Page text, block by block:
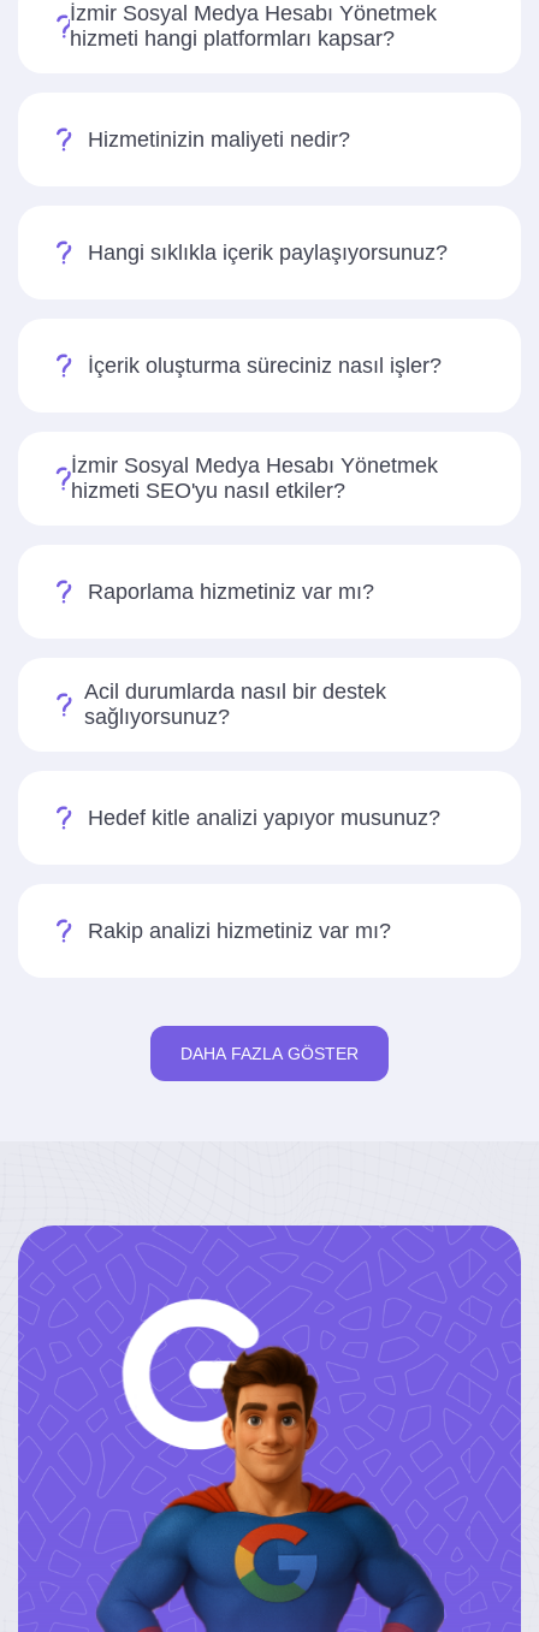
İzmir Sosyal Medya Hesabı Yönetmek
hizmeti hangi platformları kapsar?
Hizmetinizin maliyeti nedir?
Hangi sıklıkla içerik paylaşıyorsunuz?
İçerik oluşturma süreciniz nasıl işler?
İzmir Sosyal Medya Hesabı Yönetmek
hizmeti SEO'yu nasıl etkiler?
Raporlama hizmetiniz var mı?
Acil durumlarda nasıl bir destek
sağlıyorsunuz?
Hedef kitle analizi yapıyor musunuz?
Rakip analizi hizmetiniz var mı?
DAHA FAZLA GÖSTER